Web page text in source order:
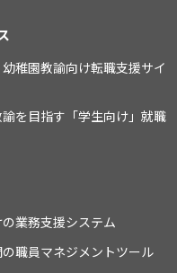
稚園教諭向け転職支援サイ
を目指す「学生向け」就職
業務支援システム
職員マネジメントツール